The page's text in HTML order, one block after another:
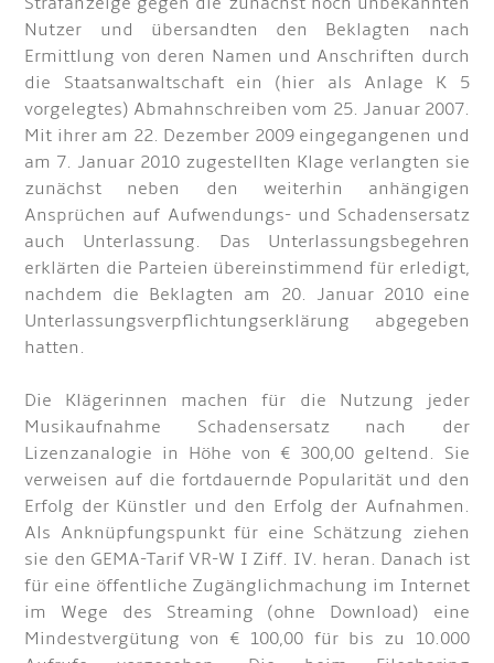
Nutzer und übersandten den Beklagten nach
Ermittlung von deren Namen und Anschriften durch
die Staatsanwaltschaft ein (hier als Anlage K 5
vorgelegtes) Abmahnschreiben vom 25. Januar 2007.
Mit ihrer am 22. Dezember 2009 eingegangenen und
am 7. Januar 2010 zugestellten Klage verlangten sie
zunächst neben den weiterhin anhängigen
Ansprüchen auf Aufwendungs- und Schadensersatz
auch Unterlassung. Das Unterlassungsbegehren
erklärten die Parteien übereinstimmend für erledigt,
nachdem die Beklagten am 20. Januar 2010 eine
Unterlassungsverpflichtungserklärung abgegeben
hatten.
Die Klägerinnen machen für die Nutzung jeder
Musikaufnahme Schadensersatz nach der
Lizenzanalogie in Höhe von € 300,00 geltend. Sie
verweisen auf die fortdauernde Popularität und den
Erfolg der Künstler und den Erfolg der Aufnahmen.
Als Anknüpfungspunkt für eine Schätzung ziehen
sie den GEMA-Tarif VR-W I Ziff. IV. heran. Danach ist
für eine öffentliche Zugänglichmachung im Internet
im Wege des Streaming (ohne Download) eine
Mindestvergütung von € 100,00 für bis zu 10.000